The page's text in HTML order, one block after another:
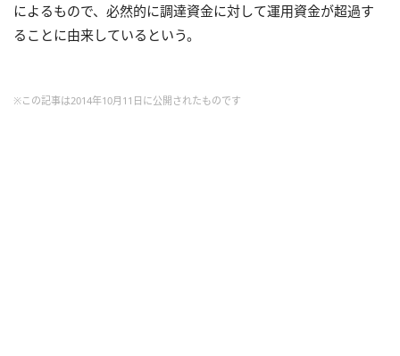
によるもので、必然的に調達資金に対して運用資金が超過す
ることに由来しているという。
※この記事は2014年10月11日に公開されたものです